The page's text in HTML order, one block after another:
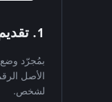
1. تقديم طلب
بمُجرّد
لشخص.